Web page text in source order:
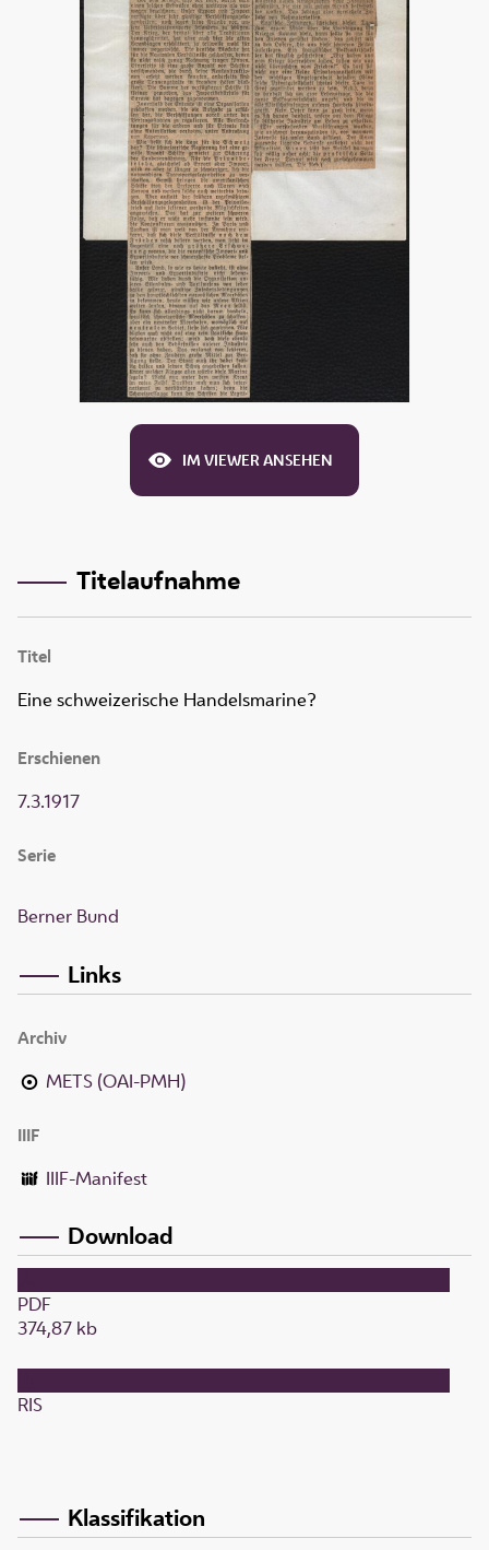
IM VIEWER ANSEHEN
Titelaufnahme
Titel
Eine schweizerische Handelsmarine?
Erschienen
7.3.1917
Serie
Berner Bund
Links
Archiv
METS (OAI-PMH)
IIIF
IIIF-Manifest
Download
PDF
374,87 kb
RIS
Klassifikation